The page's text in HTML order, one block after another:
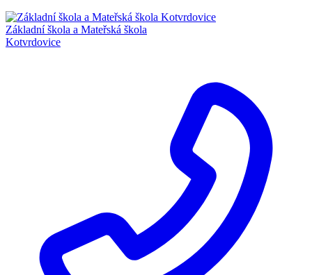
Základní škola a Mateřská škola
Kotvrdovice